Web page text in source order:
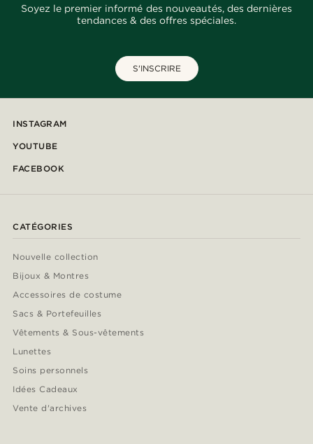
Soyez le premier informé des nouveautés, des dernières
tendances & des offres spéciales.
S'INSCRIRE
INSTAGRAM
YOUTUBE
FACEBOOK
CATÉGORIES
Nouvelle collection
Bijoux & Montres
Accessoires de costume
Sacs & Portefeuilles
Vêtements & Sous-vêtements
Lunettes
Soins personnels
Idées Cadeaux
Vente d'archives